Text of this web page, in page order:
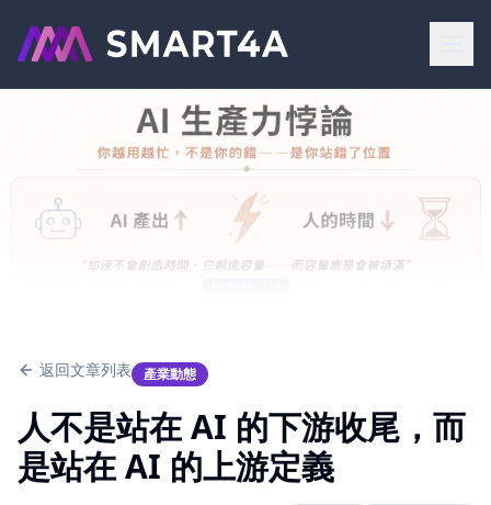
返回文章列表 產業動態
人不是站在 AI 的下游收尾，而
是站在 AI 的上游定義